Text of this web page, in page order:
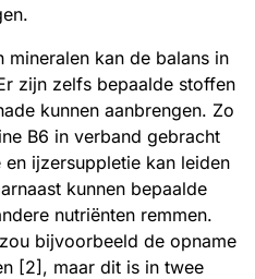
mineralen kan de balans in
zijn zelfs bepaalde stoffen
kunnen aanbrengen. Zo
B6 in verband gebracht
ijzersuppletie kan leiden
kunnen bepaalde
nutriënten remmen.
bijvoorbeeld de opname
[2], maar dit is in twee